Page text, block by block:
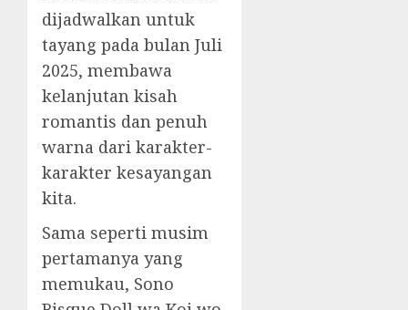
dijadwalkan untuk
tayang pada bulan Juli
2025, membawa
kelanjutan kisah
romantis dan penuh
warna dari karakter-
karakter kesayangan
kita.
Sama seperti musim
pertamanya yang
memukau, Sono